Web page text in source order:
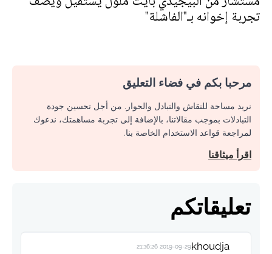
تجربة إخوانه بـ"الفاشلة"
مرحبا بكم في فضاء التعليق
نريد مساحة للنقاش والتبادل والحوار. من أجل تحسين جودة
التبادلات بموجب مقالاتنا، بالإضافة إلى تجربة مساهمتك، ندعوك
لمراجعة قواعد الاستخدام الخاصة بنا.
اقرأ ميثاقنا
تعليقاتكم
khoudja
2019-09-29 21:36:26